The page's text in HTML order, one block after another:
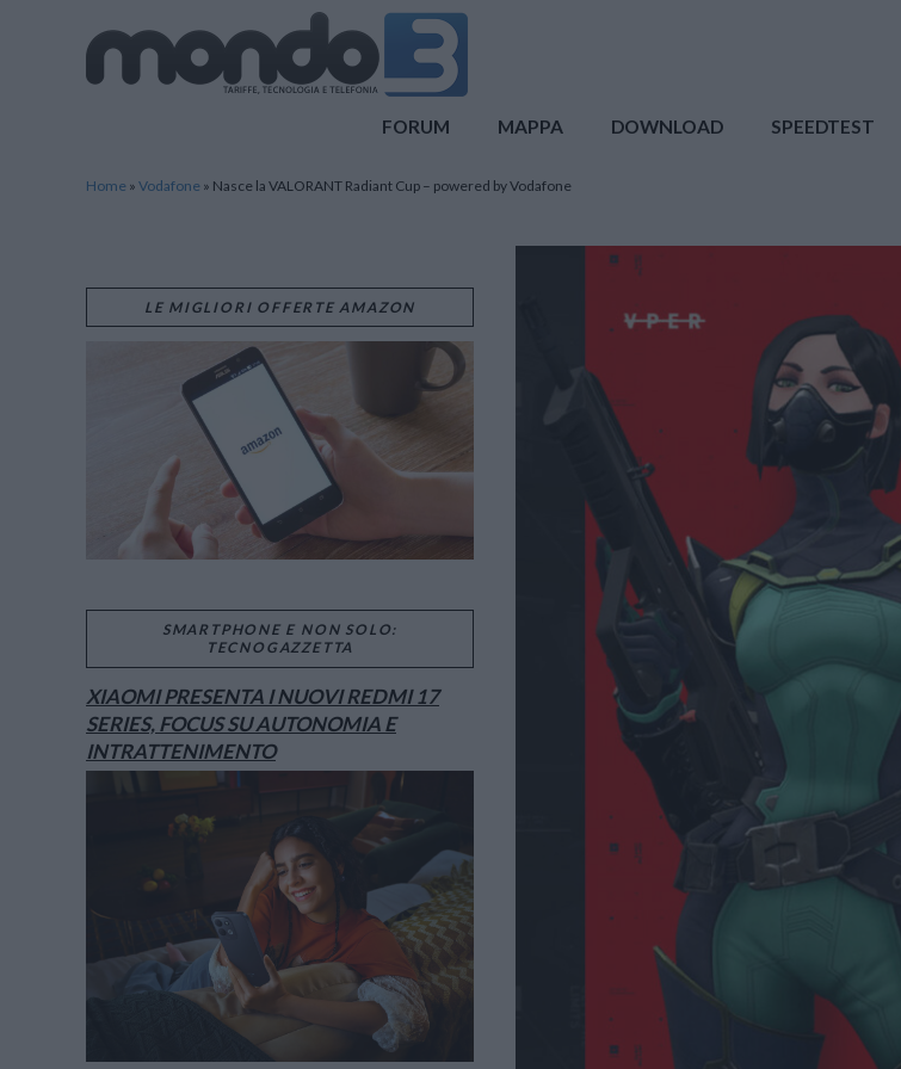
FORUM MAPPA DOWNLOAD SPEEDTEST
Home » Vodafone » Nasce la VALORANT Radiant Cup – powered by Vodafone
LE MIGLIORI OFFERTE AMAZON
SMARTPHONE E NON SOLO:
TECNOGAZZETTA
XIAOMI PRESENTA I NUOVI REDMI 17
SERIES, FOCUS SU AUTONOMIA E
INTRATTENIMENTO